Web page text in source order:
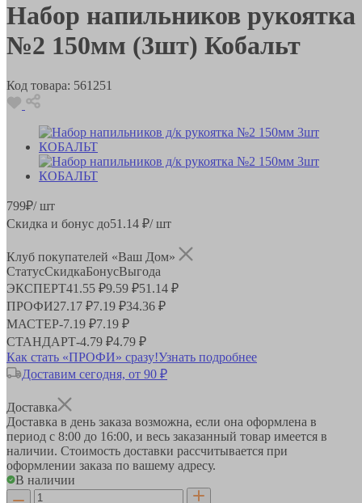
Набор напильников рукоятка
№2 150мм (3шт) Кобальт
Код товара: 561251
799₽/ шт
Скидка и бонус до51.14 ₽/ шт
Клуб покупателей «Ваш Дом»
СтатусСкидкаБонусВыгода
ЭКСПЕРТ41.55 ₽9.59 ₽51.14 ₽
ПРОФИ27.17 ₽7.19 ₽34.36 ₽
МАСТЕР-7.19 ₽7.19 ₽
СТАНДАРТ-4.79 ₽4.79 ₽
Как стать «ПРОФИ» сразу!Узнать подробнее
Доставим сегодня, от 90 ₽
Доставка
Доставка в день заказа возможна, если она оформлена в
период с 8:00 до 16:00, и весь заказанный товар имеется в
наличии. Стоимость доставки рассчитывается при
оформлении заказа по вашему адресу.
В наличии